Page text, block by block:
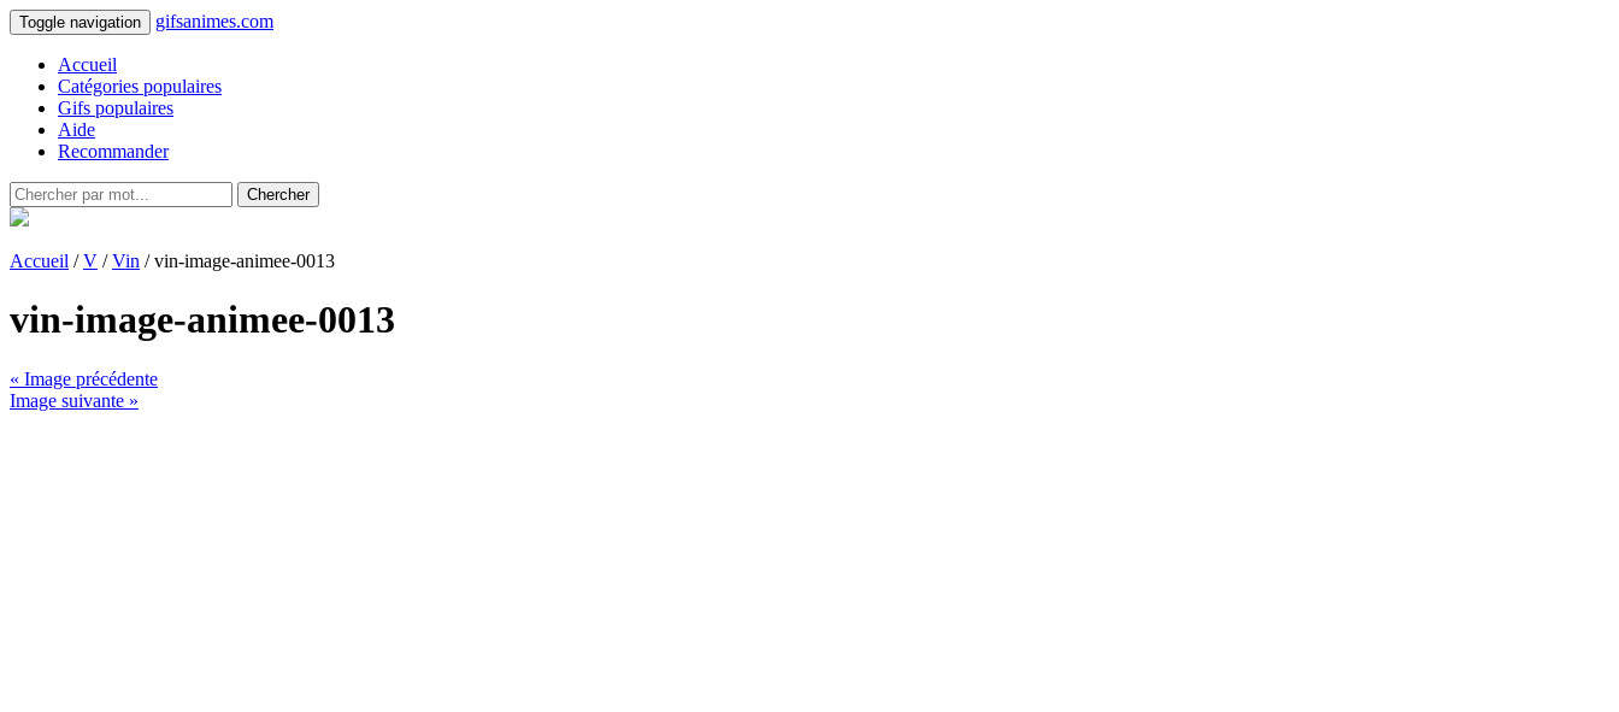
Toggle navigation gifsanimes.com
Accueil
Catégories populaires
Gifs populaires
Aide
Recommander
Chercher
Accueil /V /Vin / vin-image-animee-0013
vin-image-animee-0013
« Image précédente
Image suivante »